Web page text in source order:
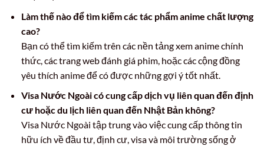
Làm thế nào để tìm kiếm các tác phẩm anime chất lượng
cao?
Bạn có thể tìm kiếm trên các nền tảng xem anime chính
thức, các trang web đánh giá phim, hoặc các cộng đồng
yêu thích anime để có được những gợi ý tốt nhất.
Visa Nước Ngoài có cung cấp dịch vụ liên quan đến định
cư hoặc du lịch liên quan đến Nhật Bản không?
Visa Nước Ngoài tập trung vào việc cung cấp thông tin
hữu ích về đầu tư, định cư, visa và môi trường sống ở